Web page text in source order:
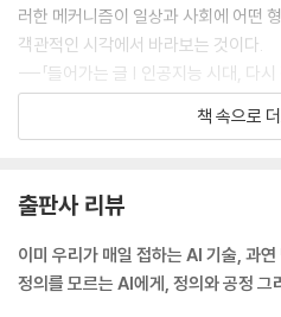
러한 메커니즘이 일상과 사회에 어떤
객관적인 시각에서 바라보는 것이다.
---「들어가는 글 | 인공지능 시대, 다시
우리가 인터넷 포털에서 검색을 하고,
이용자들이 편향적 사고에 빠지게 되
e)이나 확증편향(confirmation bias)
으로 나타난다.
책 속으로
출판사 리뷰
이미 우리가 매일 접하는 AI 기술, 과
정의를 모르는 AI에게, 정의와 공정 그